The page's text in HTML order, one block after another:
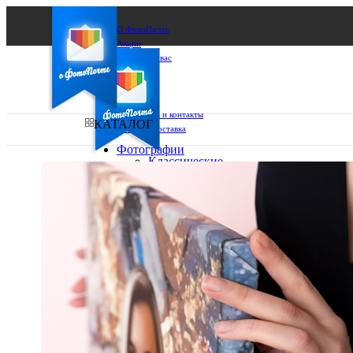
О ФотоПочте
Акции
Сделаем за вас
Бизнесу
FAQ
Франшиза
Поддержка и контакты
Оплата и доставка
Ваш город:
Ваш регион доставки
Выберите из списка:
КАТАЛОГ
Фотографии
Классические
10х15
13х18
15х15
15х20
20х20
20х30
30х30
30х40
А4
Фото